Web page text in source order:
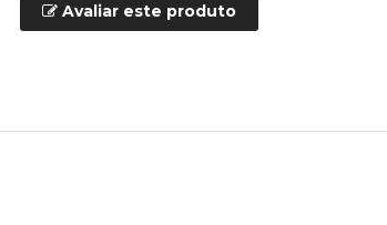
Avaliar este produto